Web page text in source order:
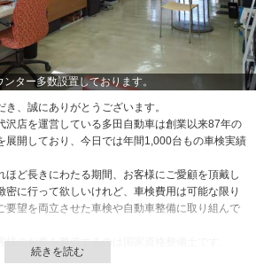
ンター多数設置しております。
、誠にありがとうございます。
沢店を運営している多田自動車は創業以来87年の
展開しており、今日では年間1,000台もの車検実績
ほど長きにわたる期間、お客様にご愛顧を頂戴し
密に行って欲しいけれど、車検費用は可能な限り
要望を両立させた車検や自動車整備に取り組んで
様のお車を整備するのは国家資格整備士です。